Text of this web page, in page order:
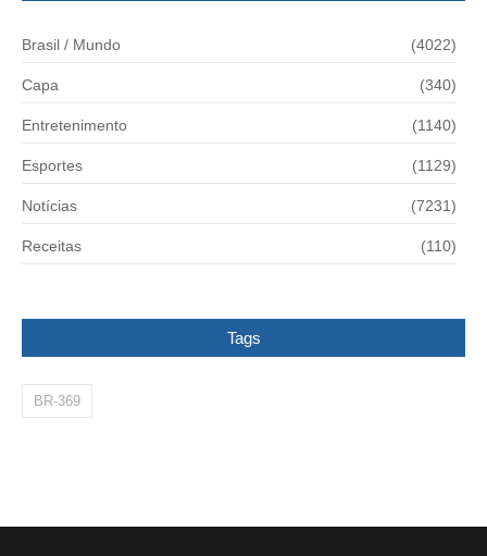
Brasil / Mundo (4022)
Capa (340)
Entretenimento (1140)
Esportes (1129)
Notícias (7231)
Receitas (110)
Tags
BR-369